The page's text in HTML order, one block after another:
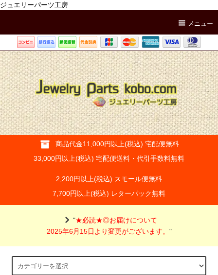
ジュエリーパーツ工房
メニュー
商品代金11,000円以上(税込) 宅配便無料
33,000円以上(税込) 宅配便送料・代引手数料無料
2,200円以上(税込) スモール便無料
7,700円以上(税込) レターパック無料
"★必読★◎お届けについて
2025年6月15日より変更がございます。 "